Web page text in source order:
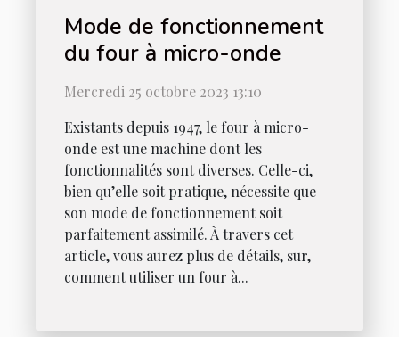
Mode de fonctionnement
du four à micro-onde
Mercredi 25 octobre 2023 13:10
Existants depuis 1947, le four à micro-
onde est une machine dont les
fonctionnalités sont diverses. Celle-ci,
bien qu’elle soit pratique, nécessite que
son mode de fonctionnement soit
parfaitement assimilé. À travers cet
article, vous aurez plus de détails, sur,
comment utiliser un four à...